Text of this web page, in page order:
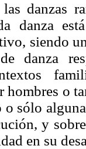
danzas
danza
siendo
danza
hombres o
o sólo
y
en su